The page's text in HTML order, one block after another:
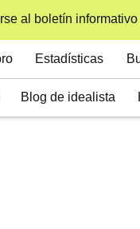
al boletín informativo
Blog de idealista
Estadísticas